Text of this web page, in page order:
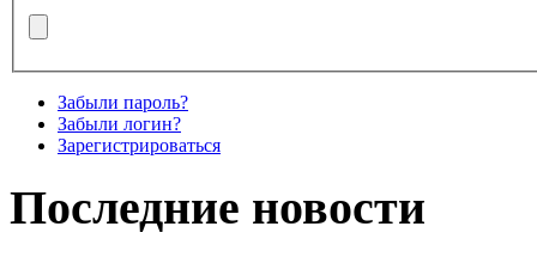
Забыли пароль?
Забыли логин?
Зарегистрироваться
Последние новости